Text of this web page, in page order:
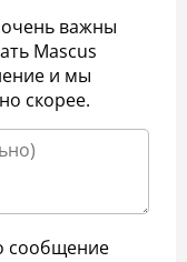
важны
Mascus
и мы
скорее.
сообщение